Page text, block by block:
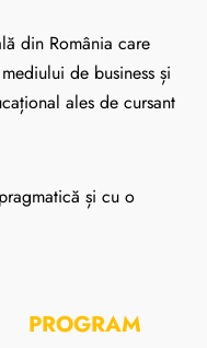
din România care
de business și
ales de cursant
și cu o
PROGRAM